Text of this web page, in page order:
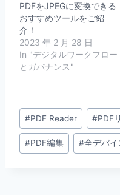
PDFをJPEGに変換できる
おすすめツールをご紹
介！
2023 年 2 月 28 日
In "デジタルワークフロー
とガバナンス"
Post
Tags:
#PDF Reader #PDF
#PDF編集 #全デバ